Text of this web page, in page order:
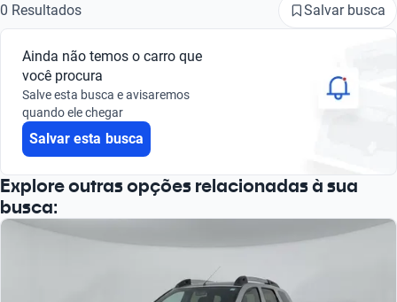
Busque por marca
Busque por modelo
Busque por versão
0 Resultados Salvar busca
Ainda não temos o carro que
você procura
Salve esta busca e avisaremos
quando ele chegar
Salvar esta busca
Explore outras opções relacionadas à sua
busca: